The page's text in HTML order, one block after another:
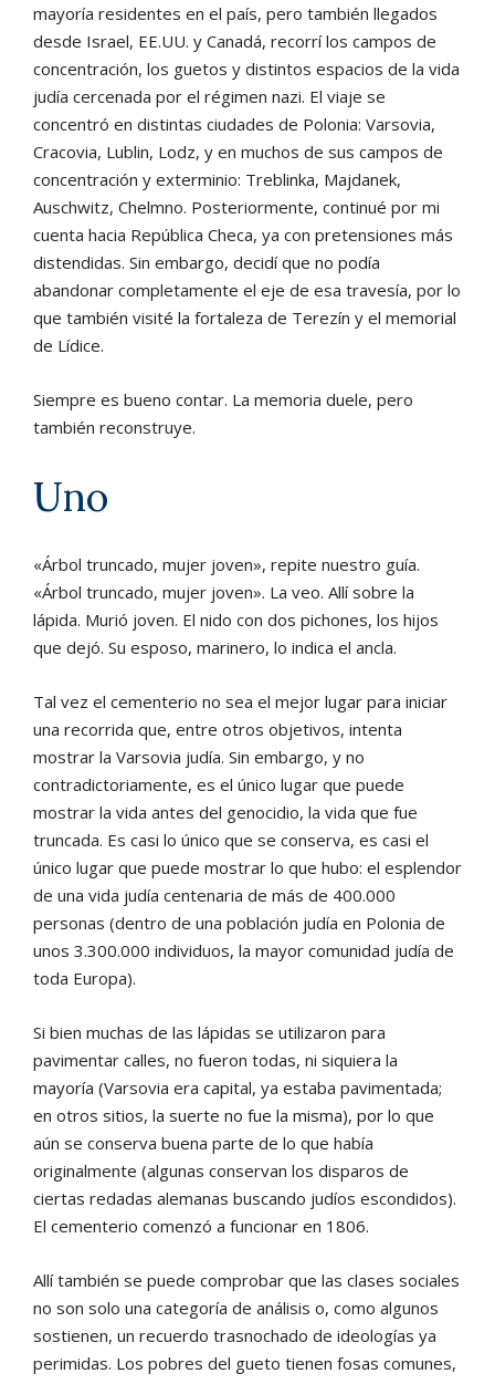
mayoría residentes en el país, pero también llegados
desde Israel, EE.UU. y Canadá, recorrí los campos de
concentración, los guetos y distintos espacios de la vida
judía cercenada por el régimen nazi. El viaje se
concentró en distintas ciudades de Polonia: Varsovia,
Cracovia, Lublin, Lodz, y en muchos de sus campos de
concentración y exterminio: Treblinka, Majdanek,
Auschwitz, Chelmno. Posteriormente, continué por mi
cuenta hacia República Checa, ya con pretensiones más
distendidas. Sin embargo, decidí que no podía
abandonar completamente el eje de esa travesía, por lo
que también visité la fortaleza de Terezín y el memorial
de Lídice.
Siempre es bueno contar. La memoria duele, pero
también reconstruye.
Uno
«Árbol truncado, mujer joven», repite nuestro guía.
«Árbol truncado, mujer joven». La veo. Allí sobre la
lápida. Murió joven. El nido con dos pichones, los hijos
que dejó. Su esposo, marinero, lo indica el ancla.
Tal vez el cementerio no sea el mejor lugar para iniciar
una recorrida que, entre otros objetivos, intenta
mostrar la Varsovia judía. Sin embargo, y no
contradictoriamente, es el único lugar que puede
mostrar la vida antes del genocidio, la vida que fue
truncada. Es casi lo único que se conserva, es casi el
único lugar que puede mostrar lo que hubo: el esplendor
de una vida judía centenaria de más de 400.000
personas (dentro de una población judía en Polonia de
unos 3.300.000 individuos, la mayor comunidad judía de
toda Europa).
Si bien muchas de las lápidas se utilizaron para
pavimentar calles, no fueron todas, ni siquiera la
mayoría (Varsovia era capital, ya estaba pavimentada;
en otros sitios, la suerte no fue la misma), por lo que
aún se conserva buena parte de lo que había
originalmente (algunas conservan los disparos de
ciertas redadas alemanas buscando judíos escondidos).
El cementerio comenzó a funcionar en 1806.
Allí también se puede comprobar que las clases sociales
no son solo una categoría de análisis o, como algunos
sostienen, un recuerdo trasnochado de ideologías ya
perimidas. Los pobres del gueto tienen fosas comunes,